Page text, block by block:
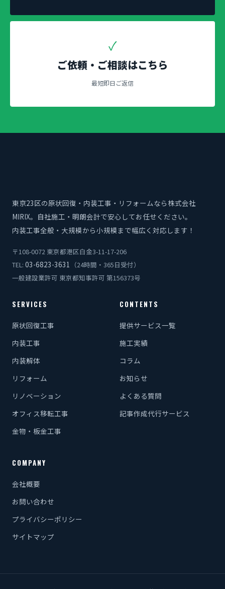
✓
ご依頼・ご相談はこちら
最短即日ご返信
東京23区の原状回復・内装工事・リフォームなら株式会社
MIRIX。自社施工・明朗会計で安心してお任せください。
内装工事全般・大規模から小規模まで幅広く対応します！
〒108-0072 東京都港区白金3-11-17-206
TEL: 03-6823-3631 （24時間・365日受付）
一般建設業許可 東京都知事許可 第156373号
SERVICES
原状回復工事
内装工事
内装解体
リフォーム
リノベーション
オフィス移転工事
金物・板金工事
CONTENTS
提供サービス一覧
施工実績
コラム
お知らせ
よくある質問
記事作成代行サービス
COMPANY
会社概要
お問い合わせ
プライバシーポリシー
サイトマップ